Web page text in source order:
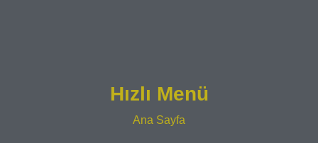
Hızlı Menü
Ana Sayfa